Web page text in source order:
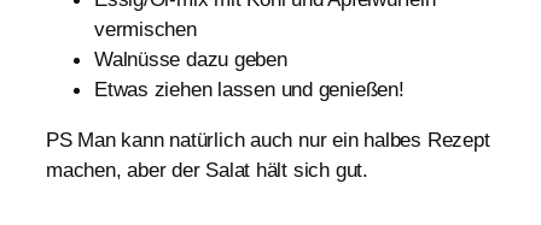
vermischen
Walnüsse dazu geben
Etwas ziehen lassen und genießen!
PS Man kann natürlich auch nur ein halbes Rezept
machen, aber der Salat hält sich gut.